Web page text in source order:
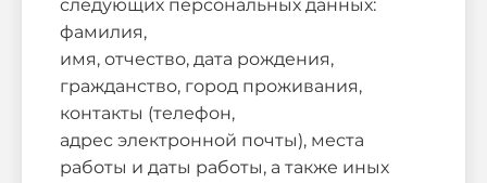
следующих персональных данных:
фамилия,
имя, отчество, дата рождения,
гражданство, город проживания,
контакты (телефон,
адрес электронной почты), места
работы и даты работы, а также иных